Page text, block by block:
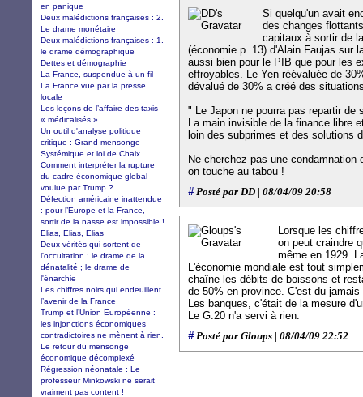
Si quelqu'un avait
des changes
capitaux à sortir de
(économie p. 13) d'Alain Faujas sur
aussi bien pour le PIB que pour les
effroyables. Le Yen réévaluée de
dévalué de 30% a créé des
" Le Japon ne pourra pas repartir
La main invisible de la finance libre
loin des subprimes et des solutions
Ne cherchez pas une
on touche au tabou !
#Posté par DD | 08/04/09 20:58
Lorsque les
on peut craindre
même en 1929.
L'économie mondiale est tout
chaîne les débits de boissons et
de 50% en province. C'est du
Les banques, c'était de la mesure
Le G.20 n'a servi à rien.
#Posté par Gloups | 08/04/09 22:52
en panique
Deux malédictions françaises : 2.
Le drame monétaire
Deux malédictions françaises : 1.
le drame démographique
Dettes et démographie
La France, suspendue à un fil
La France vue par la presse
locale
Les leçons de l’affaire des taxis
« médicalisés »
Un outil d'analyse politique
critique : Grand mensonge
Systémique et loi de Chaix
Comment interpréter la rupture
du cadre économique global
voulue par Trump ?
Défection américaine inattendue
: pour l’Europe et la France,
sortir de la nasse est impossible !
Elias, Elias, Elias
Deux vérités qui sortent de
l'occultation : le drame de la
dénatalité ; le drame de
l'énarchie
Les chiffres noirs qui endeuillent
l’avenir de la France
Trump et l’Union Européenne :
les injonctions économiques
contradictoires ne mènent à rien.
Le retour du mensonge
économique décomplexé
Régression néonatale : Le
professeur Minkowski ne serait
vraiment pas content !